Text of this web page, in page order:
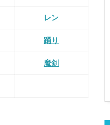
レン
踊り
魔剣